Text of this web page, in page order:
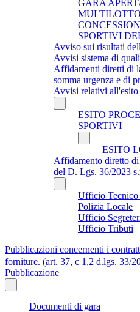
GARA
SPORTIVI
Avviso sui risultati
Avvisi sistema di
Affidamenti diretti di
somma urgenza e di
Avvisi relativi all'esito
ESITO
SPORTIVI
ESITO
Affidamento diretto
del D. Lgs. 36/2023
Ufficio Tecnico
Polizia Locale
Ufficio
Ufficio Tributi
Pubblicazioni concernenti i
forniture. (art. 37, c 1,2 d.lgs. 33/
Pubblicazione
Documenti di gara